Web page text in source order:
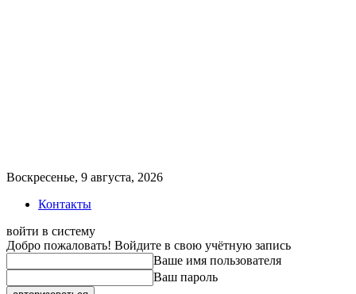
Воскресенье, 9 августа, 2026
Контакты
войти в систему
Добро пожаловать! Войдите в свою учётную запись
Ваше имя пользователя
Ваш пароль